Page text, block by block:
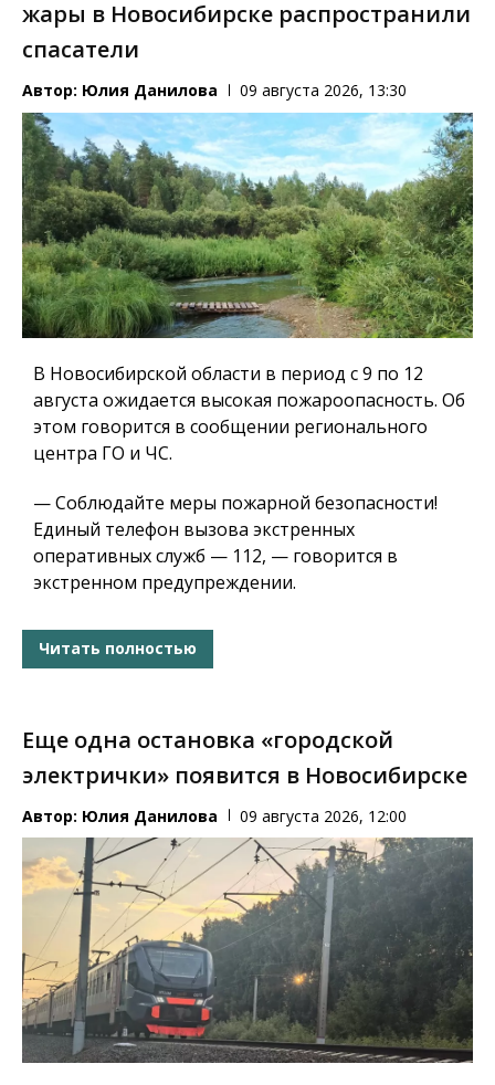
жары в Новосибирске распространили
спасатели
Автор: Юлия Данилова 09 августа 2026, 13:30
В Новосибирской области в период с 9 по 12
августа ожидается высокая пожароопасность. Об
этом говорится в сообщении регионального
центра ГО и ЧС.
— Соблюдайте меры пожарной безопасности!
Единый телефон вызова экстренных
оперативных служб — 112, — говорится в
экстренном предупреждении.
Читать полностью
Еще одна остановка «городской
электрички» появится в Новосибирске
Автор: Юлия Данилова 09 августа 2026, 12:00